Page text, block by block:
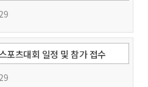
교육 운영 안내
포츠대회 일정 및 참가 접수